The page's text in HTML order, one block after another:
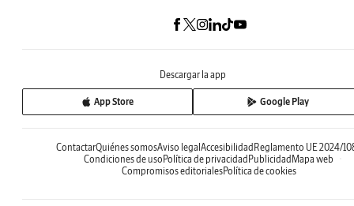
Descargar la app
App Store Google Play
ContactarQuiénes somosAviso legalAccesibilidadReglamento UE 2024/
Condiciones de usoPolítica de privacidadPublicidadMapa web
Compromisos editorialesPolítica de cookies